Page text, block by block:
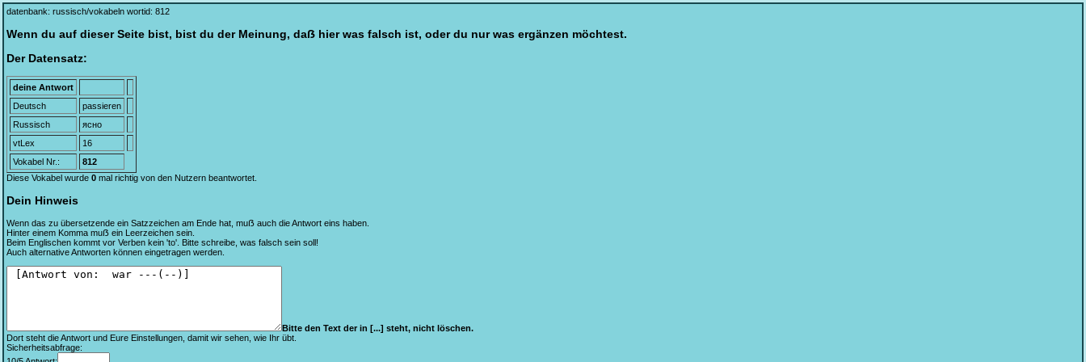
datenbank: russisch/vokabeln wortid: 812
Wenn du auf dieser Seite bist, bist du der Meinung, daẞ hier was falsch ist, oder du nur was ergänzen möchtest.
Der Datensatz:
deine Antwort
Deutsch
passieren
Russisch
ясно
vtLex
16
Vokabel Nr.:
812
Diese Vokabel wurde 0 mal richtig von den Nutzern beantwortet.
Dein Hinweis
Wenn das zu übersetzende ein Satzzeichen am Ende hat, muẞ auch die Antwort eins haben.
Hinter einem Komma muẞ ein Leerzeichen sein.
Beim Englischen kommt vor Verben kein 'to'. Bitte schreibe, was falsch sein soll!
Auch alternative Antworten können eingetragen werden.
Bitte den Text der in [...] steht, nicht löschen.
Dort steht die Antwort und Eure Einstellungen, damit wir sehen, wie Ihr übt.
Sicherheitsabfrage: